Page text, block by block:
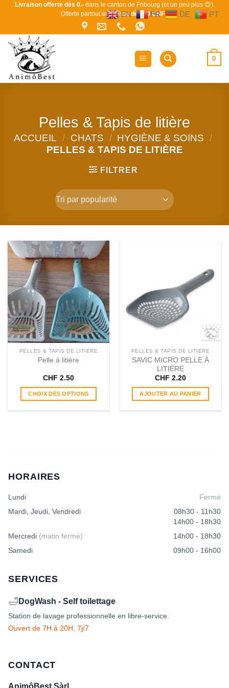
PasserLivraison offerte dès 0.-dans le canton de Fribourg (et un peu plus 😊).
Offerte partout en Suissedès 80 CHF !
0
Pelles & Tapis de litière
ACCUEIL / CHATS / HYGIÈNE & SOINS /
PELLES & TAPIS DE LITIÈRE
FILTRER
PELLES & TAPIS DE LITIÈRE
Pelle à litière
CHF 2.50
CHOIX DES OPTIONS
peuvent
sur
du
PELLES & TAPIS DE LITIÈRE
SAVIC MICRO PELLE À
LITIÈRE
CHF 2.20
AJOUTER AU PANIER
HORAIRES
Lundi
Fermé
Mardi, Jeudi, Vendredi
08h30 - 11h30
14h00 - 18h30
Mercredi (matin fermé)
14h00 - 18h30
Samedi
09h00 - 16h00
SERVICES
🛁 DogWash - Self toilettage
Station de lavage professionnelle en libre-service.
Ouvert de 7H à 20H, 7j/7
CONTACT
EN FR DE PT